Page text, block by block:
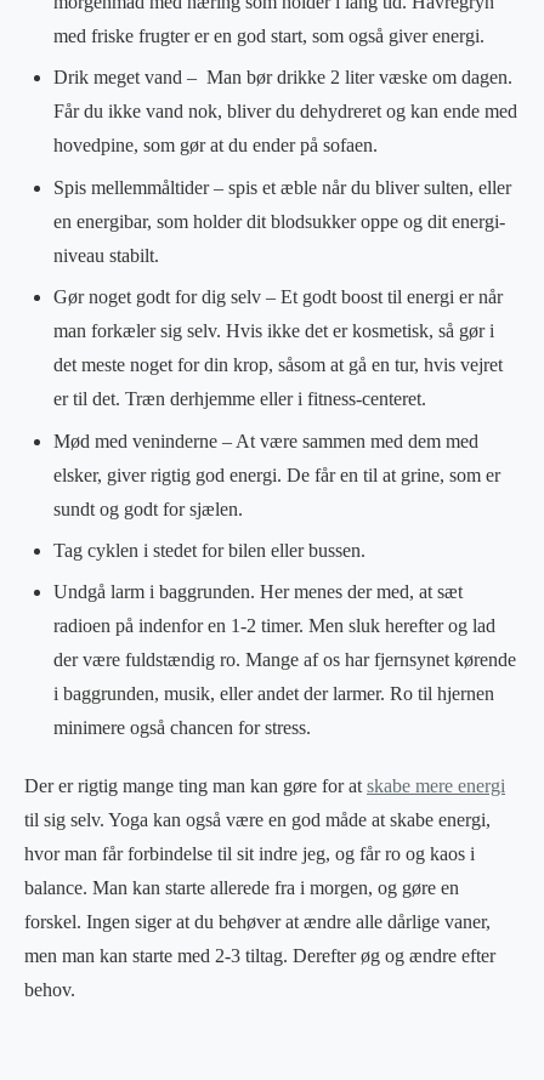
med friske frugter er en god start, som også giver energi.
Drik meget vand – Man bør drikke 2 liter væske om dagen.
Får du ikke vand nok, bliver du dehydreret og kan ende med
hovedpine, som gør at du ender på sofaen.
Spis mellemmåltider – spis et æble når du bliver sulten, eller
en energibar, som holder dit blodsukker oppe og dit energi-
niveau stabilt.
Gør noget godt for dig selv – Et godt boost til energi er når
man forkæler sig selv. Hvis ikke det er kosmetisk, så gør i
det meste noget for din krop, såsom at gå en tur, hvis vejret
er til det. Træn derhjemme eller i fitness-centeret.
Mød med veninderne – At være sammen med dem med
elsker, giver rigtig god energi. De får en til at grine, som er
sundt og godt for sjælen.
Tag cyklen i stedet for bilen eller bussen.
Undgå larm i baggrunden. Her menes der med, at sæt
radioen på indenfor en 1-2 timer. Men sluk herefter og lad
der være fuldstændig ro. Mange af os har fjernsynet kørende
i baggrunden, musik, eller andet der larmer. Ro til hjernen
minimere også chancen for stress.
Der er rigtig mange ting man kan gøre for at skabe mere energi
til sig selv. Yoga kan også være en god måde at skabe energi,
hvor man får forbindelse til sit indre jeg, og får ro og kaos i
balance. Man kan starte allerede fra i morgen, og gøre en
forskel. Ingen siger at du behøver at ændre alle dårlige vaner,
men man kan starte med 2-3 tiltag. Derefter øg og ændre efter
behov.